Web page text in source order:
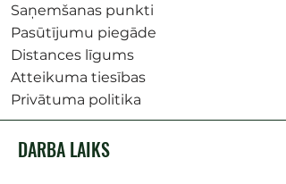
Saņemšanas punkti
Pasūtījumu piegāde
Distances līgums
Atteikuma tiesības
Privātuma politika
DARBA LAIKS